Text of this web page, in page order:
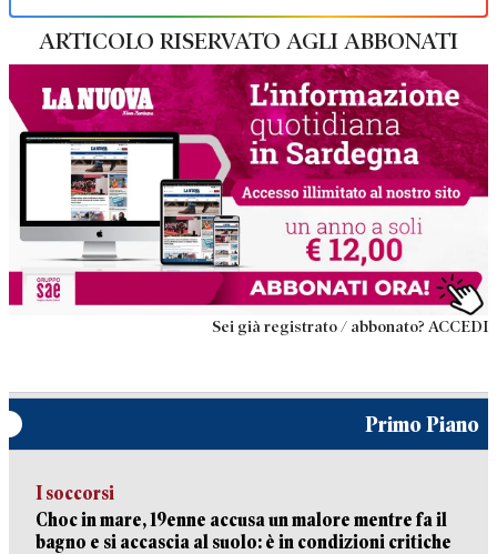
ARTICOLO RISERVATO AGLI ABBONATI
Sei già registrato / abbonato? ACCEDI
Primo Piano
I soccorsi
Choc in mare, 19enne accusa un malore mentre fa il
bagno e si accascia al suolo: è in condizioni critiche